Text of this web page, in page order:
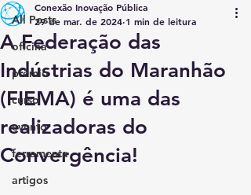
All Posts
oficina
prêmio
curso
evento
ferramenta
artigos
A ⁠Federação das
Indústrias do Maranhão
(FIEMA) é uma das
realizadoras do
Convergência!
Conexão Inovação Pública
29 de mar. de 2024 1 min de leitura